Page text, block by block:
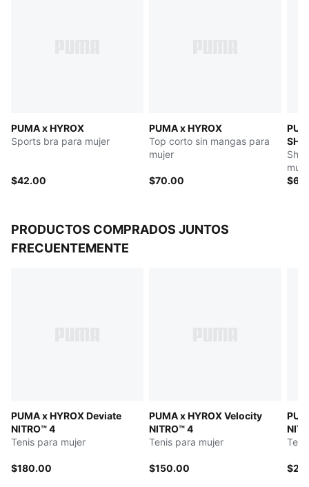
Material principal: entrelazado
Correas ajustables
Sujeción media
Forro transpirable
PUMA x HYROX
Sports bra para mujer
$42.00
PUMA x HYROX
Top corto sin mangas para
mujer
$70.00
PRODUCTOS COMPRADOS JUNTOS
FRECUENTEMENTE
PUMA x HYROX Deviate
NITRO™ 4
Tenis para mujer
$180.00
PUMA x HYROX Velocity
NITRO™ 4
Tenis para mujer
$150.00